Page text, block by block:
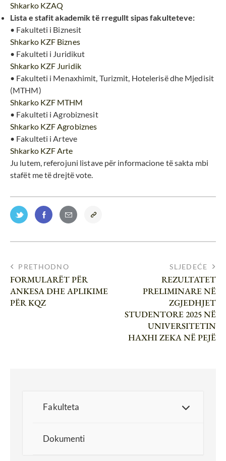
Shkarko KZAQ
Lista e stafit akademik të rregullt sipas fakulteteve:
• Fakulteti i Biznesit
Shkarko KZF Biznes
• Fakulteti i Juridikut
Shkarko KZF Juridik
• Fakulteti i Menaxhimit, Turizmit, Hotelerisë dhe Mjedisit
(MTHM)
Shkarko KZF MTHM
• Fakulteti i Agrobiznesit
Shkarko KZF Agrobiznes
• Fakulteti i Arteve
Shkarko KZF Arte
Ju lutem, referojuni listave për informacione të sakta mbi
stafët me të drejtë vote.
PRETHODNO
FORMULARËT PËR
ANKESA DHE APLIKIME
PËR KQZ
SLJEDEĆE
REZULTATET
PRELIMINARE NË
ZGJEDHJET
STUDENTORE 2025 NË
UNIVERSITETIN
HAXHI ZEKA NË PEJË
Fakulteta
Dokumenti